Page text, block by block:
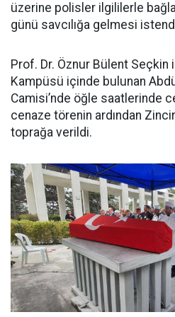
üzerine polisler ilgililerle
günü savcılığa gelmesi
Prof. Dr. Öznur Bülent Seçkin
Kampüsü içinde bulunan
Camisi’nde öğle saatlerinde
cenaze törenin ardından
toprağa verildi.